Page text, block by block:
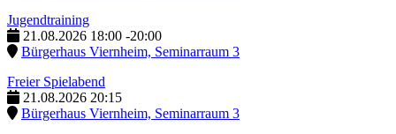
Jugendtraining
21.08.2026 18:00 -20:00
Bürgerhaus Viernheim, Seminarraum 3
Freier Spielabend
21.08.2026 20:15
Bürgerhaus Viernheim, Seminarraum 3